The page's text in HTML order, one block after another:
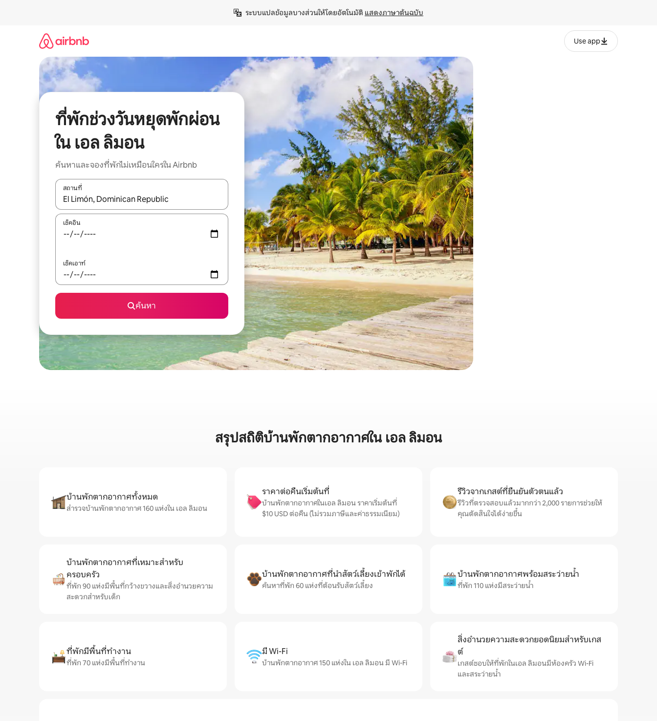
ระบบแปลข้อมูลบางส่วนให้โดยอัตโนมัติ แสดงภาษาต้นฉบับ
Use app
ที่พักช่วงวันหยุดพักผ่อน
ใน เอล ลิมอน
ค้นหาและจองที่พักไม่เหมือนใครใน Airbnb
สถานที่
ใช้ลูกศรขึ้นลง หรือใช้การสัมผัสหรือปัด เพื่อสำรวจผลการค้นหา
เช็คอิน
เช็คเอาท์
ค้นหา
สรุปสถิติบ้านพักตากอากาศใน เอล ลิมอน
บ้านพักตากอากาศทั้งหมด
สำรวจบ้านพักตากอากาศ 160 แห่งใน เอล ลิมอน
ราคาต่อคืนเริ่มต้นที่
บ้านพักตากอากาศในเอล ลิมอน ราคาเริ่มต้นที่
$10 USD ต่อคืน (ไม่รวมภาษีและค่าธรรมเนียม)
รีวิวจากเกสต์ที่ยืนยันตัวตนแล้ว
รีวิวที่ตรวจสอบแล้วมากกว่า 2,000 รายการช่วยให้
คุณตัดสินใจได้ง่ายขึ้น
บ้านพักตากอากาศที่เหมาะสำหรับ
ครอบครัว
ที่พัก 90 แห่งมีพื้นที่กว้างขวางและสิ่งอำนวยความ
สะดวกสำหรับเด็ก
บ้านพักตากอากาศที่นำสัตว์เลี้ยงเข้าพักได้
ค้นหาที่พัก 60 แห่งที่ต้อนรับสัตว์เลี้ยง
บ้านพักตากอากาศพร้อมสระว่ายน้ำ
ที่พัก 110 แห่งมีสระว่ายน้ำ
ที่พักมีพื้นที่ทำงาน
ที่พัก 70 แห่งมีพื้นที่ทำงาน
มี Wi-Fi
บ้านพักตากอากาศ 150 แห่งใน เอล ลิมอน มี Wi-Fi
สิ่งอำนวยความสะดวกยอดนิยมสำหรับเกส
ต์
เกสต์ชอบให้ที่พักในเอล ลิมอนมีห้องครัว Wi-Fi
และสระว่ายน้ำ